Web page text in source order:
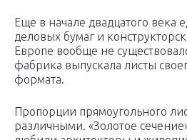
Еще в начале двадцатого века
деловых бумаг и
Европе вообще не
фабрика выпускала листы
формата.
Пропорции прямоугольного
различными. «Золотое